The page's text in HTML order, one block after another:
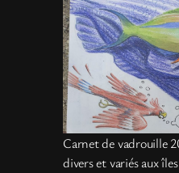
Carnet de vadrouille
divers et variés aux